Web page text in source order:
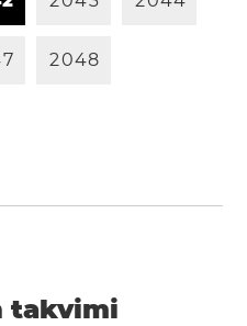
7 2048
takvimi